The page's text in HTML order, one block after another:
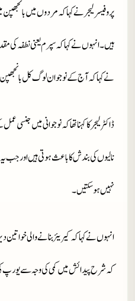
پروفیسر لیجر نے کہا کہ مردوں میں
ہیں۔ انہوں نے کہا کہ سپرم یعنی نطفہ کی
نے کہا کہ آج کے نوجوان لوگ کل
ڈاکٹر لیجر کا کہنا تھا کہ نوجوانی میں جنسی
نالیوں کی بندش کا باعث ہوتی ہیں اور جب یہ
نہیں ہو سکتیں۔
انہوں نے کہا کہ کیریئر بنانے والی
کہ شرح پیدائش میں کمی کی وجہ سے یورپ